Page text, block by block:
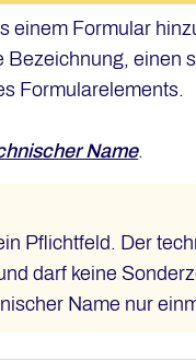
einem Formular
Bezeichnung, einen
Formularelements.
Name.
Pflichtfeld. Der
darf keine
Name nur